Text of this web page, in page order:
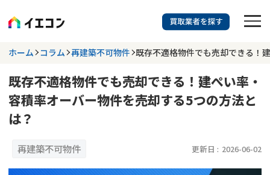
訳あり物件に強い業者を探す
都道府県を選択 相談内容を選択
掲載業者
業者を探す
ホーム コラム 再建築不可物件 既存不適格物件でも売却できる！
既存不適格物件でも売却できる！建ぺい率・
容積率オーバー物件を売却する5つの方法と
は？
再建築不可物件 更新日 : 2026-06-02